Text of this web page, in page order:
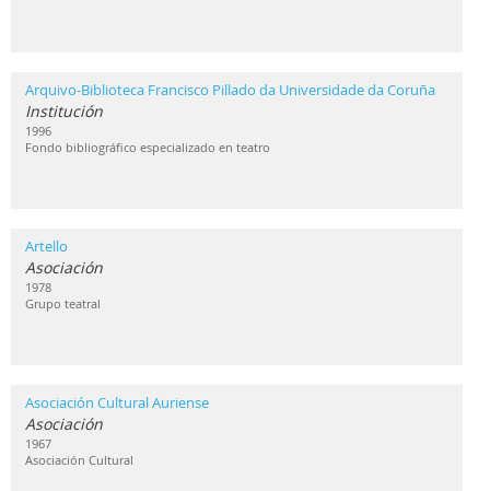
Arquivo-Biblioteca Francisco Pillado da Universidade da Coruña
Institución
1996
Fondo bibliográfico especializado en teatro
Artello
Asociación
1978
Grupo teatral
Asociación Cultural Auriense
Asociación
1967
Asociación Cultural